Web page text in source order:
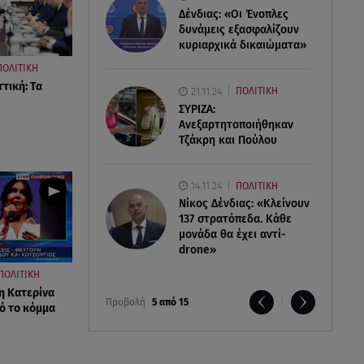
Δένδιας: «Οι Ένοπλες
δυνάμεις εξασφαλίζουν
κυριαρχικά δικαιώματα»
21.11.24 ΠΟΛΙΤΙΚΗ
ΣΥΡΙΖΑ:
Ανεξαρτητοποιήθηκαν
Τζάκρη και Πούλου
14.11.24 ΠΟΛΙΤΙΚΗ
Νίκος Δένδιας: «Κλείνουν
137 στρατόπεδα. Kάθε
μονάδα θα έχει αντί-
drone»
Προβολή 5 από 15
Τα
Κατερίνα
το κόμμα